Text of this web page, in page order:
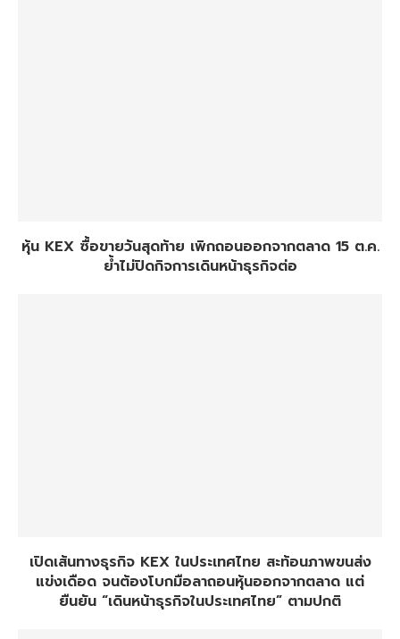
หุ้น KEX ซื้อขายวันสุดท้าย เพิกถอนออกจากตลาด 15 ต.ค.
ย้ำไม่ปิดกิจการเดินหน้าธุรกิจต่อ
เปิดเส้นทางธุรกิจ KEX ในประเทศไทย สะท้อนภาพขนส่ง
แข่งเดือด จนต้องโบกมือลาถอนหุ้นออกจากตลาด แต่
ยืนยัน “เดินหน้าธุรกิจในประเทศไทย” ตามปกติ